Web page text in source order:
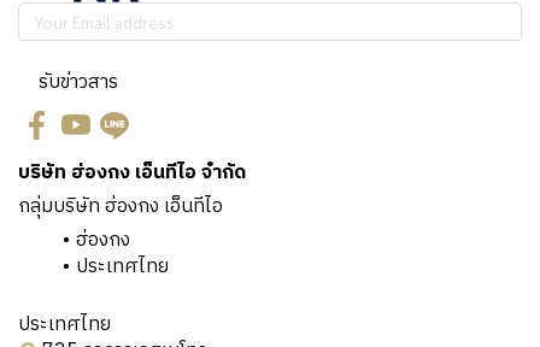
รับข่าวสาร
บริษัท ฮ่องกง เอ็นทีไอ จำกัด
กลุ่มบริษัท ฮ่องกง เอ็นทีไอ
ฮ่องกง
ประเทศไทย
ประเทศไทย